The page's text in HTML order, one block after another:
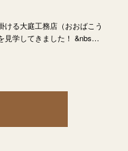
ける大庭工務店（おおばこう
見学してきました！ &nbs…